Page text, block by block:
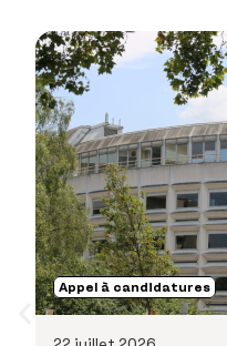
Appel à candidatures